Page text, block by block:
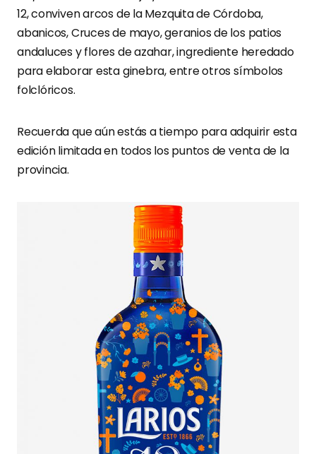
12, conviven arcos de la Mezquita de Córdoba,
abanicos, Cruces de mayo, geranios de los patios
andaluces y flores de azahar, ingrediente heredado
para elaborar esta ginebra, entre otros símbolos
folclóricos.
Recuerda que aún estás a tiempo para adquirir esta
edición limitada en todos los puntos de venta de la
provincia.